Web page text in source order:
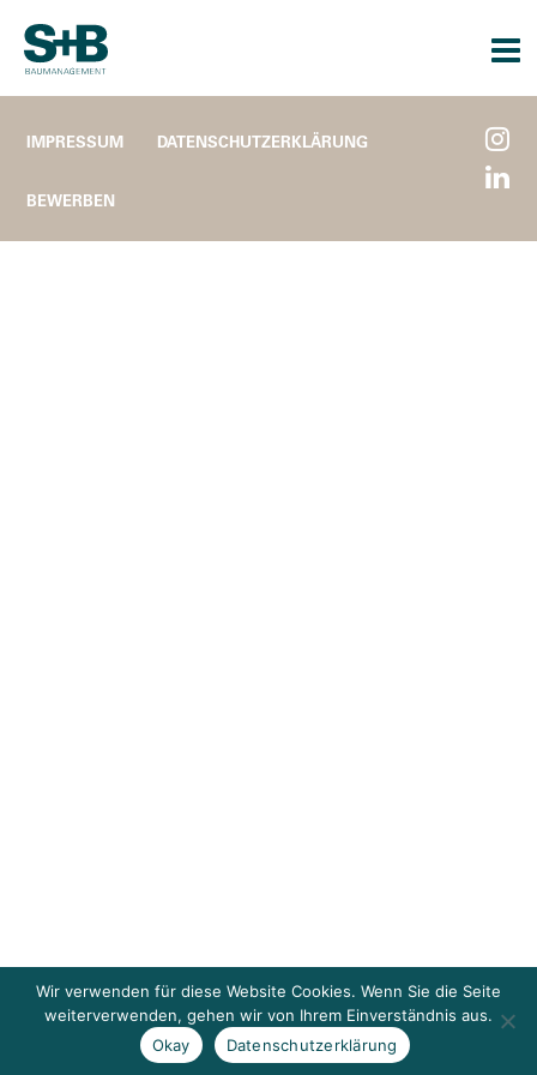
IMPRESSUM DATENSCHUTZERKLÄRUNG
BEWERBEN
Wir verwenden für diese Website Cookies. Wenn Sie die Seite
weiterverwenden, gehen wir von Ihrem Einverständnis aus.
Okay
Datenschutzerklärung